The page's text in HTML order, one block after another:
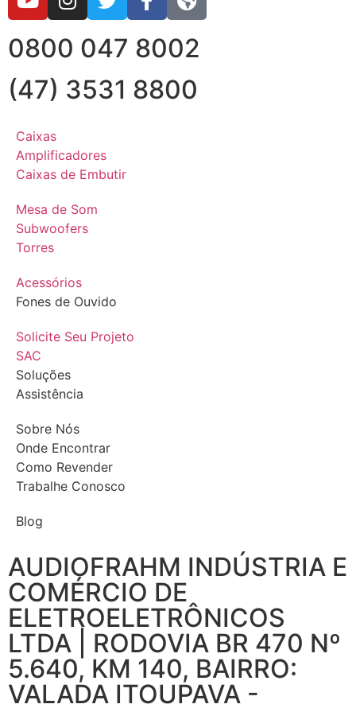
0800 047 8002
(47) 3531 8800
Caixas
Amplificadores
Caixas de Embutir
Mesa de Som
Subwoofers
Torres
Acessórios
Fones de Ouvido
Solicite Seu Projeto
SAC
Soluções
Assistência
Sobre Nós
Onde Encontrar
Como Revender
Trabalhe Conosco
Blog
AUDIOFRAHM INDÚSTRIA E
COMÉRCIO DE
ELETROELETRÔNICOS
LTDA | RODOVIA BR 470 Nº
5.640, KM 140, BAIRRO:
VALADA ITOUPAVA -